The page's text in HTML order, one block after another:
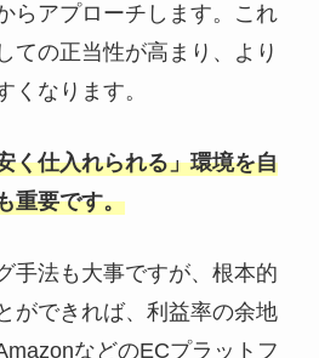
らアプローチします。これ
ての正当性が高まり、より
くなります。
く仕入れられる」環境を自
重要です。
手法も大事ですが、根本的
ができれば、利益率の余地
などのECプラットフ